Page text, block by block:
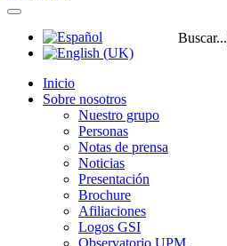
Buscar...
Inicio
Sobre nosotros
Nuestro grupo
Personas
Notas de prensa
Noticias
Presentación
Brochure
Afiliaciones
Logos GSI